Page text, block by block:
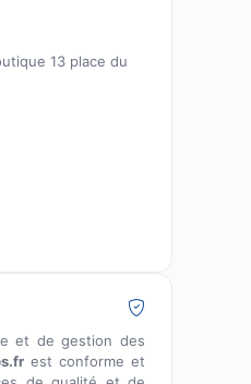
13 place du
et de gestion des
est conforme et